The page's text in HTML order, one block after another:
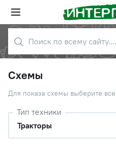
Схемы
Для показа схемы выберите
Тип техники
Тракторы